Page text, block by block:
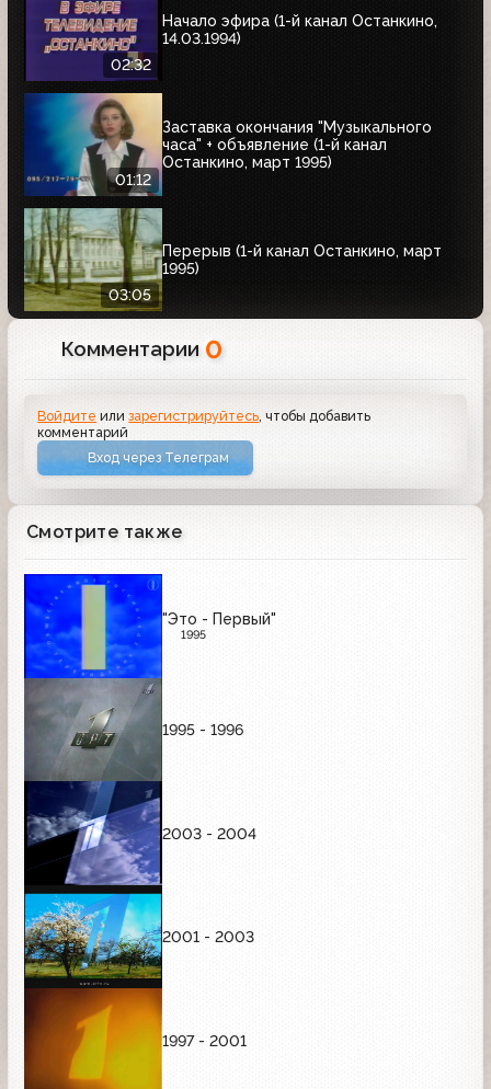
02:32
Начало эфира (1-й канал Останкино,
14.03.1994)
01:12
Заставка окончания "Музыкального
часа" + объявление (1-й канал
Останкино, март 1995)
03:05
Перерыв (1-й канал Останкино, март
1995)
Комментарии 0
Войдите илизарегистрируйтесь , чтобы добавить
комментарий
Вход через Телеграм
Смотрите также
"Это - Первый"
1995
1995 - 1996
2003 - 2004
2001 - 2003
1997 - 2001